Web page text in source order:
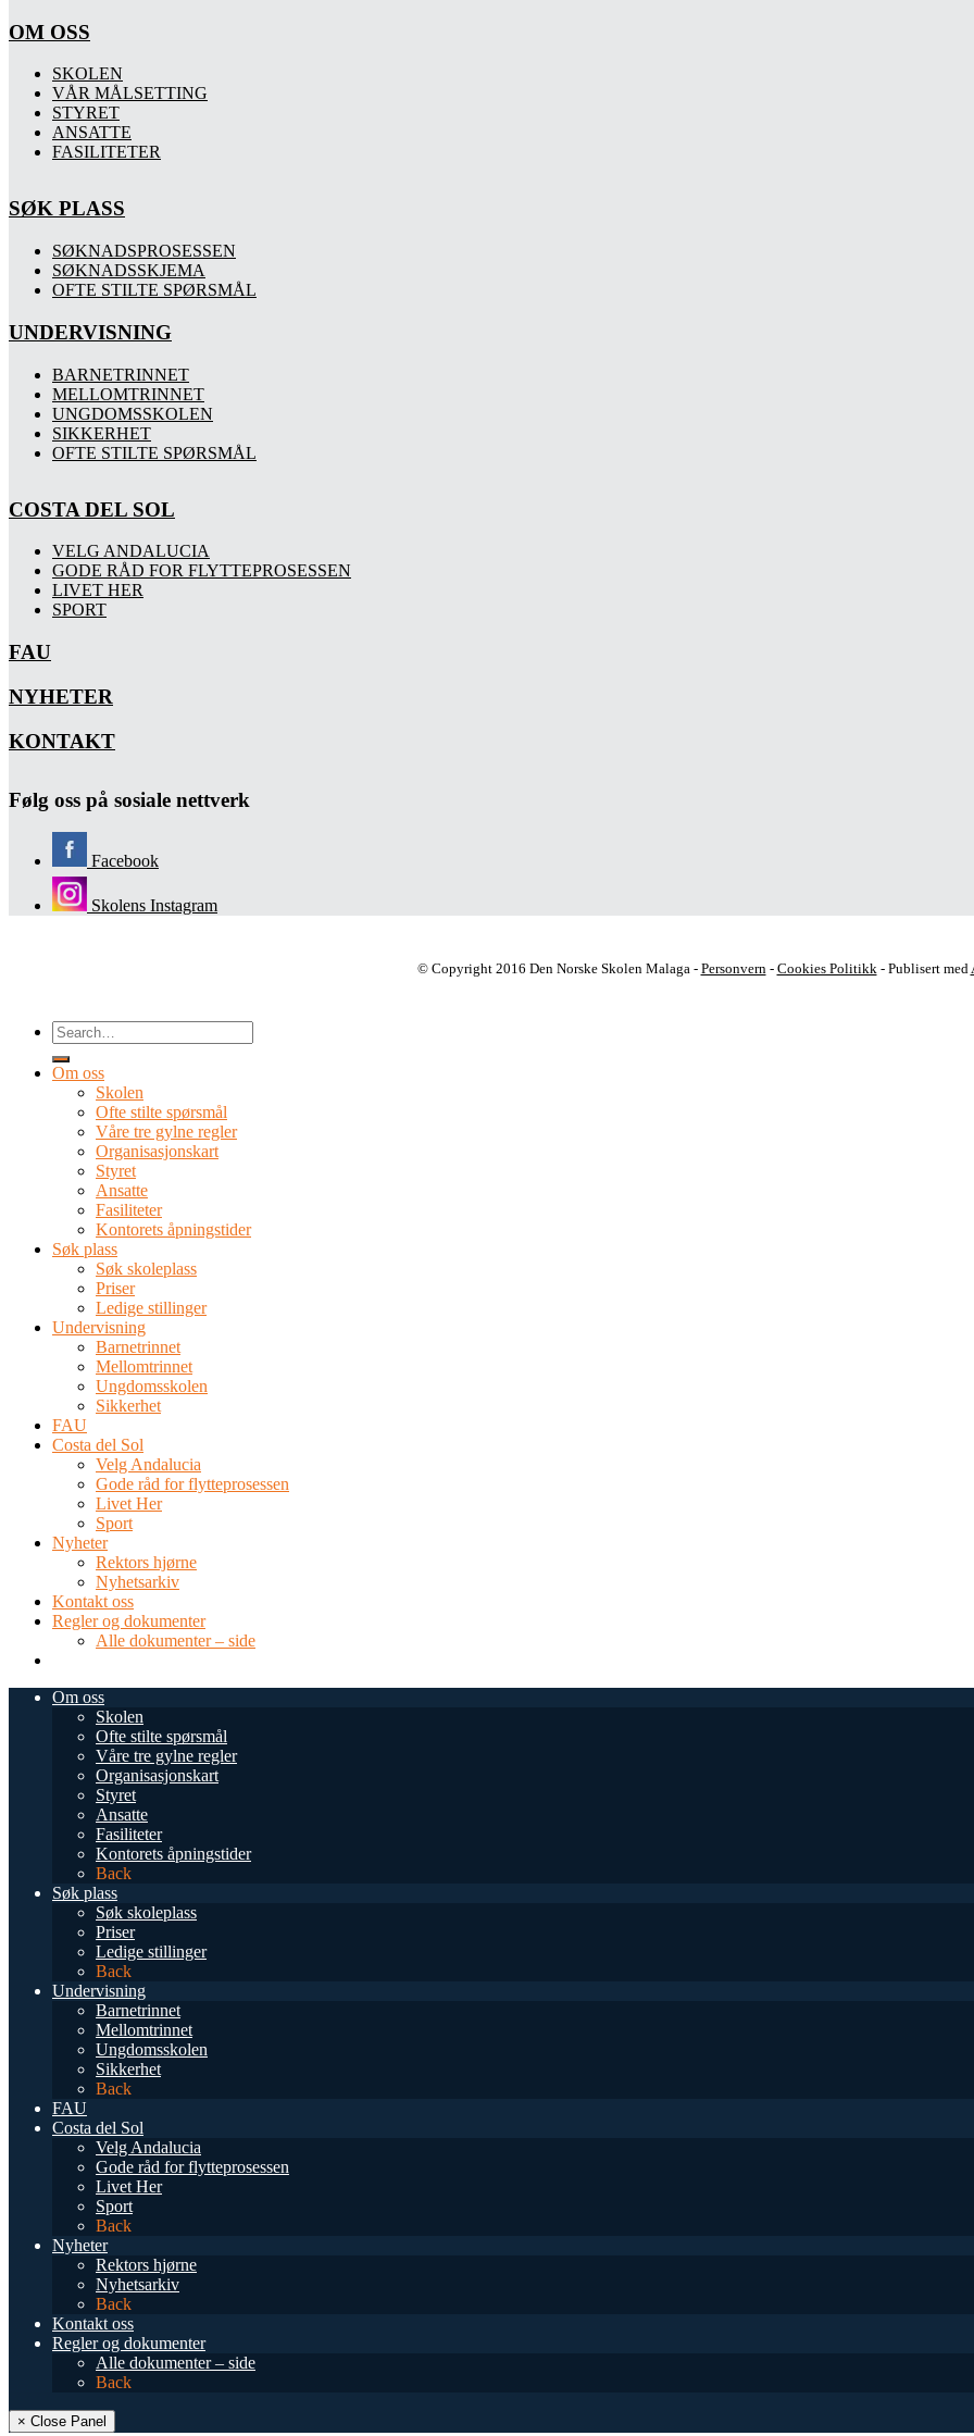
OM OSS
SKOLEN
VÅR MÅLSETTING
STYRET
ANSATTE
FASILITETER
SØK PLASS
SØKNADSPROSESSEN
SØKNADSSKJEMA
OFTE STILTE SPØRSMÅL
UNDERVISNING
BARNETRINNET
MELLOMTRINNET
UNGDOMSSKOLEN
SIKKERHET
OFTE STILTE SPØRSMÅL
COSTA DEL SOL
VELG ANDALUCIA
GODE RÅD FOR FLYTTEPROSESSEN
LIVET HER
SPORT
FAU
NYHETER
KONTAKT
Følg oss på sosiale nettverk
Facebook
Skolens Instagram
© Copyright 2016 Den Norske Skolen Malaga - Personvern- Cookies Politikk- Publisert med
Om oss
Skolen
Ofte stilte spørsmål
Våre tre gylne regler
Organisasjonskart
Styret
Ansatte
Fasiliteter
Kontorets åpningstider
Søk plass
Søk skoleplass
Priser
Ledige stillinger
Undervisning
Barnetrinnet
Mellomtrinnet
Ungdomsskolen
Sikkerhet
FAU
Costa del Sol
Velg Andalucia
Gode råd for flytteprosessen
Livet Her
Sport
Nyheter
Rektors hjørne
Nyhetsarkiv
Kontakt oss
Regler og dokumenter
Alle dokumenter – side
Om oss
Skolen
Ofte stilte spørsmål
Våre tre gylne regler
Organisasjonskart
Styret
Ansatte
Fasiliteter
Kontorets åpningstider
Back
Søk plass
Søk skoleplass
Priser
Ledige stillinger
Back
Undervisning
Barnetrinnet
Mellomtrinnet
Ungdomsskolen
Sikkerhet
Back
FAU
Costa del Sol
Velg Andalucia
Gode råd for flytteprosessen
Livet Her
Sport
Back
Nyheter
Rektors hjørne
Nyhetsarkiv
Back
Kontakt oss
Regler og dokumenter
Alle dokumenter – side
Back
× Close Panel